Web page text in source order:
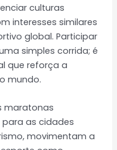
culturas
interesses similares
global. Participar
simples corrida; é
que reforça a
mundo.
maratonas
as cidades
movimentam a